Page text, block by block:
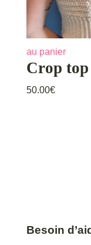
au panier
Crop top
50.00€
Besoin